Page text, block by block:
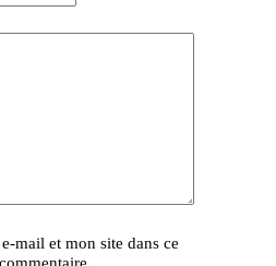
mail et mon site dans ce